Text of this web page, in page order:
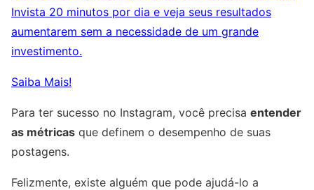
Invista 20 minutos por dia e veja seus resultados
aumentarem sem a necessidade de um grande
investimento.
Saiba Mais!
Para ter sucesso no Instagram, você precisa entender
as métricas que definem o desempenho de suas
postagens.
Felizmente, existe alguém que pode ajudá-lo a